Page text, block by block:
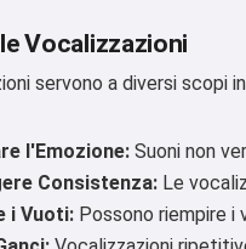
Vocalizzazioni
servono a diversi scopi
l'Emozione: Suoni non
Consistenza: Le
i Vuoti: Possono riempire i